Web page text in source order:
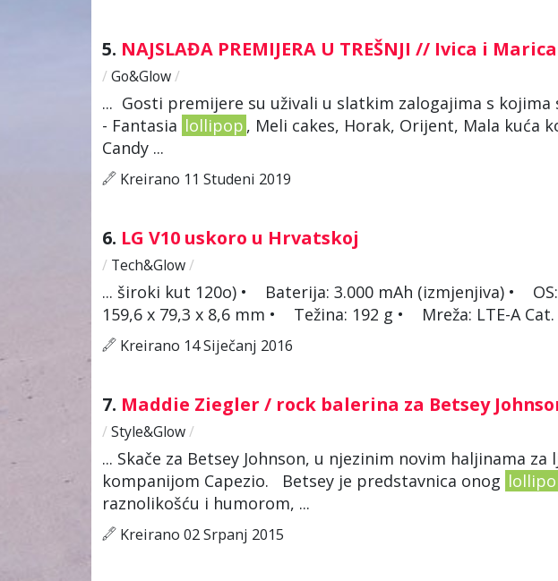
5. NAJSLAĐA PREMIJERA U TREŠNJI // Ivica i
/ Go&Glow/
... Gosti premijere su uživali u slatkim zalogajima s
- Fantasia lollipop , Meli cakes, Horak, Orijent, Mala kuća
Candy ...
Kreirano 11 Studeni 2019
6. LG V10 uskoro u Hrvatskoj
/ Tech&Glow/
... široki kut 120o) • Baterija: 3.000 mAh (izmjenjiva) • OS:
159,6 x 79,3 x 8,6 mm • Težina: 192 g • Mreža: LTE-A
Kreirano 14 Siječanj 2016
7. Maddie Ziegler / rock balerina za Betsey
/ Style&Glow/
... Skače za Betsey Johnson, u njezinim novim haljinama
kompanijom Capezio. Betsey je predstavnica onog
raznolikošću i humorom, ...
Kreirano 02 Srpanj 2015